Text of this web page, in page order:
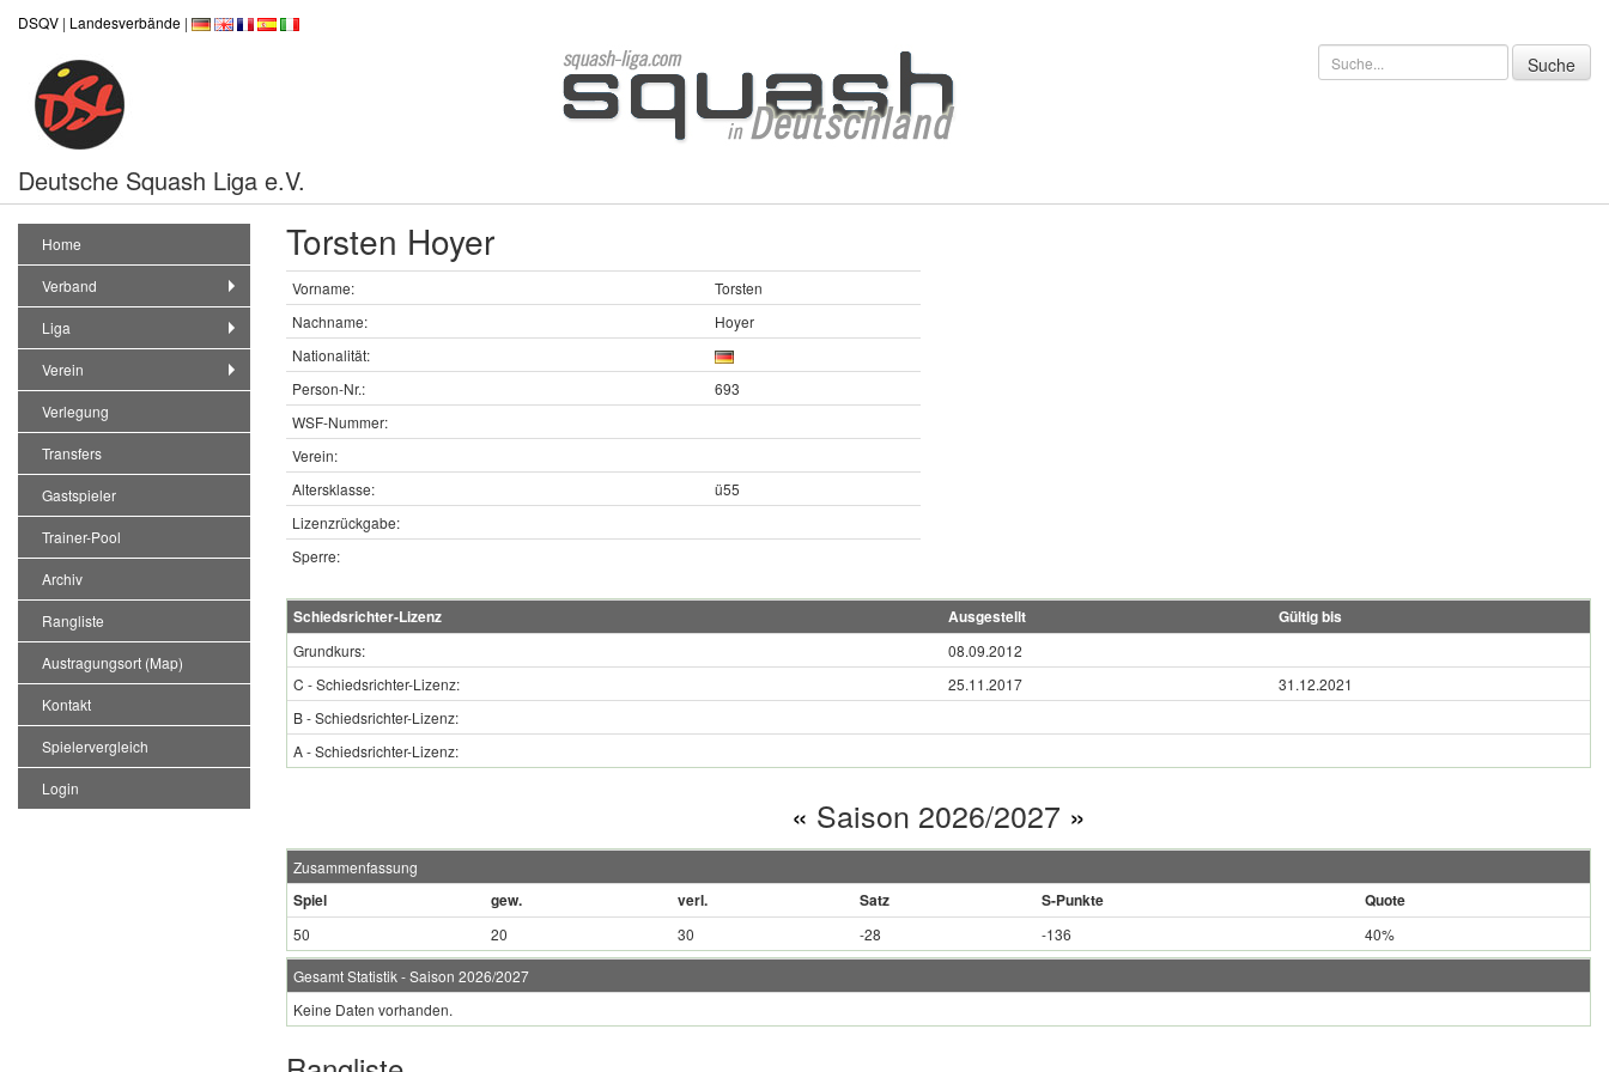
DSQV | Landesverbände |
Deutsche Squash Liga e.V.
Home
Verband
Liga
Verein
Verlegung
Transfers
Gastspieler
Trainer-Pool
Archiv
Rangliste
Austragungsort (Map)
Kontakt
Spielervergleich
Login
Torsten Hoyer
Vorname:
Torsten
Nachname:
Hoyer
Nationalität:
Person-Nr.:
693
WSF-Nummer:
Verein:
Altersklasse:
ü55
Lizenzrückgabe:
Sperre:
Schiedsrichter-Lizenz Ausgestellt Gültig bis
Grundkurs:
08.09.2012
C - Schiedsrichter-Lizenz:
25.11.2017
31.12.2021
B - Schiedsrichter-Lizenz:
A - Schiedsrichter-Lizenz:
« Saison 2026/2027 »
Zusammenfassung
Spiel gew. verl. Satz S-Punkte Quote
50 20 30 -28 -136 40%
Gesamt Statistik - Saison 2026/2027
Keine Daten vorhanden.